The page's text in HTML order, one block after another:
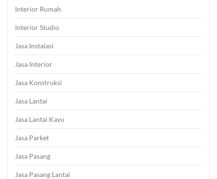
Interior Rumah
Interior Studio
Jasa Instalasi
Jasa Interior
Jasa Konstruksi
Jasa Lantai
Jasa Lantai Kayu
Jasa Parket
Jasa Pasang
Jasa Pasang Lantai